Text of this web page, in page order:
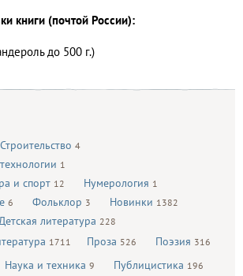
Строительство 4
1
и спорт 12 Нумерология 1
6 Фольклор 3 Новинки 1382
литература 228
1711 Проза 526 Поэзия 316
Наука и техника 9 Публицистика 196
книги (почтой России):
до 500 г.)